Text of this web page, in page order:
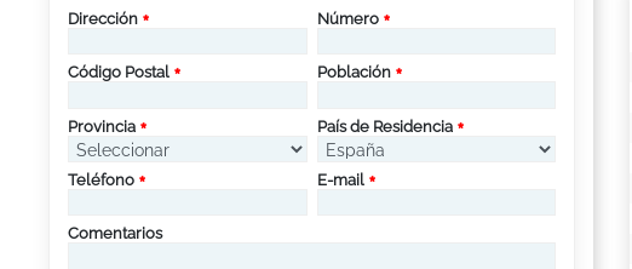
Dirección Número
Código Postal Población
Provincia País de Residencia
Teléfono E-mail
Comentarios